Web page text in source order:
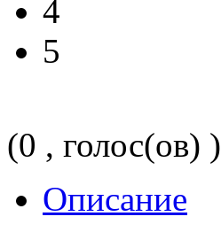
4
5
(0 , голос(ов) )
Описание